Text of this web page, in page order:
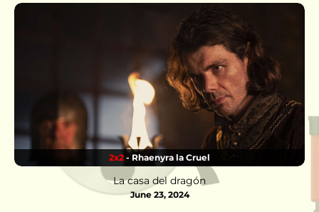
2x2 - Rhaenyra la Cruel
La casa del dragón
June 23, 2024